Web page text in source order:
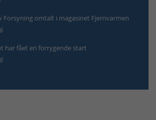
Forsyning omtalt i magasinet Fjernvarmen
har fået en forrygende start